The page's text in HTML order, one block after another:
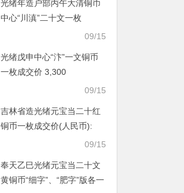
光绪年造户部丙午大清铜币
中心“川滇”二十文一枚
09/15
光绪戊申中心“汴”一文铜币
一枚成交价 3,300
09/15
吉林省造光绪元宝当二十红
铜币一枚成交价(人民币):
09/15
奉天乙巳光绪元宝当二十文
黄铜币“细字”、“肥字”版各一